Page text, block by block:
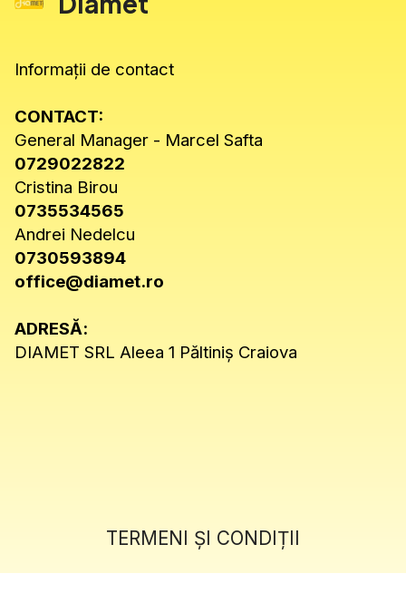
Informații de contact
CONTACT:
General Manager - Marcel Safta
0729022822
Cristina Birou
0735534565
Andrei Nedelcu
0730593894
office@diamet.ro
ADRESĂ:
DIAMET SRL Aleea 1 Păltiniș Craiova
TERMENI ȘI CONDIȚII